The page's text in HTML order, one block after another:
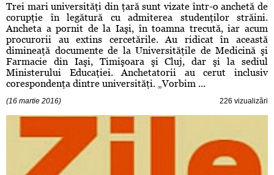
Trei mari universităţi din ţară sunt vizate într-o anchetă de
corupţie în legătură cu admiterea studenţilor străini.
Ancheta a pornit de la Iaşi, în toamna trecută, iar acum
procurorii au extins cercetările. Au ridicat în această
dimineaţă documente de la Universităţile de Medicină şi
Farmacie din Iaşi, Timişoara şi Cluj, dar şi la sediul
Ministerului Educaţiei. Anchetatorii au cerut inclusiv
corespondenţa dintre universităţi. „Vorbim ...
(16 martie 2016) 226 vizualizări